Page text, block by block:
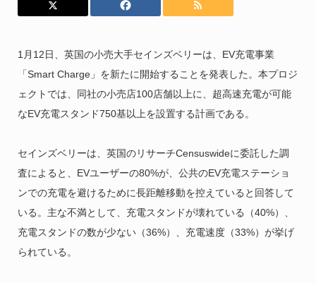
1月12日、英国の小売大手セインズベリーは、EV充電事業
「Smart Charge」を新たに開始することを発表した。本プロジ
ェクトでは、同社の小売店100店舗以上に、超高速充電が可能
なEV充電スタンド750基以上を設置する計画である。
セインズベリーは、英国のリサーチCensuswideに委託した調
査によると、EVユーザーの80%が、公共のEV充電ステーショ
ンでの充電を避けるために長距離移動を控えていると回答して
いる。主な不満として、充電スタンドが壊れている（40%）、
充電スタンドの数が少ない（36%）、充電速度（33%）が挙げ
られている。